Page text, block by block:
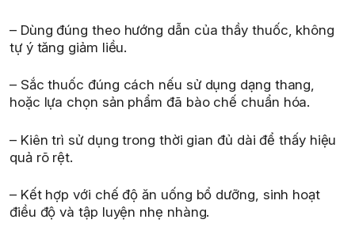
– Dùng đúng theo hướng dẫn của thầy thuốc, không
tự ý tăng giảm liều.
– Sắc thuốc đúng cách nếu sử dụng dạng thang,
hoặc lựa chọn sản phẩm đã bào chế chuẩn hóa.
– Kiên trì sử dụng trong thời gian đủ dài để thấy hiệu
quả rõ rệt.
– Kết hợp với chế độ ăn uống bổ dưỡng, sinh hoạt
điều độ và tập luyện nhẹ nhàng.